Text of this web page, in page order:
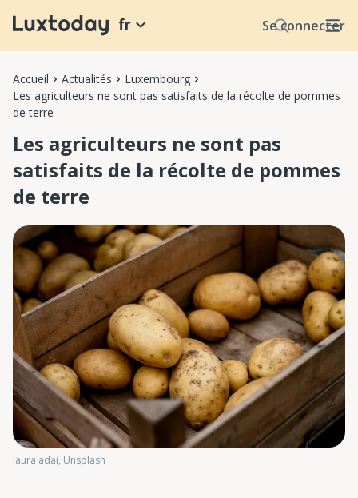
Se connecter
fr
Accueil Actualités
Luxembourg
Les agriculteurs ne sont pas satisfaits de la récolte de pommes
de terre
Les agriculteurs ne sont pas
satisfaits de la récolte de pommes
de terre
laura adai, Unsplash